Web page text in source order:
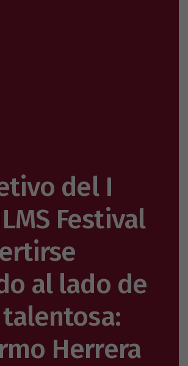
del I
Festival
al lado de
Herrera